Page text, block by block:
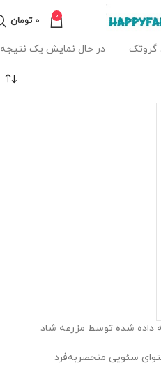
0
0 تومان
گروتک در حال نمایش یک نتیجه
شده توسط مزرعه شاد